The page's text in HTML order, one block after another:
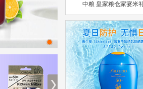
中粮 皇家粮仓家宴米